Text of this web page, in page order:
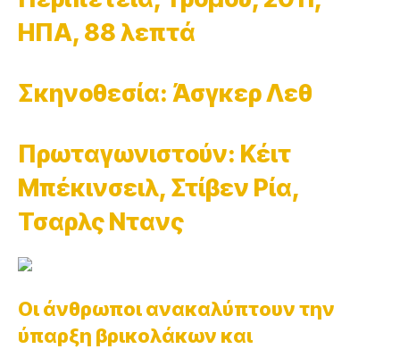
ΗΠΑ, 88 λεπτά
Σκηνοθεσία: Άσγκερ Λεθ
Πρωταγωνιστούν: Κέιτ
Μπέκινσειλ, Στίβεν Ρία,
Τσαρλς Ντανς
Οι άνθρωποι ανακαλύπτουν την
ύπαρξη βρικολάκων και